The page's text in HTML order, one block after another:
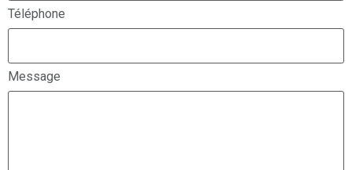
Téléphone
Message